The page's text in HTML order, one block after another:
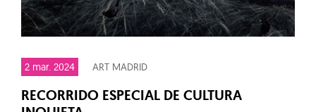
2 mar. 2024 ART MADRID
RECORRIDO ESPECIAL DE CULTURA